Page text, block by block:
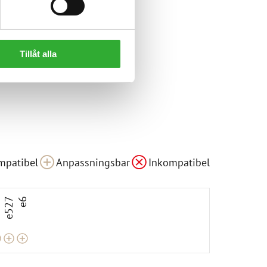
Tillåt alla
Anpassningsbar Inkompatibel
e527
Anpassningsbar
e6
Anpassningsbar